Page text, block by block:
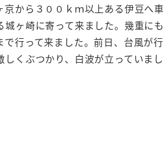
から３００ｋｍ以上ある伊豆へ
ヶ崎に寄って来ました。幾重に
行って来ました。前日、台風が
くぶつかり、白波が立っていま